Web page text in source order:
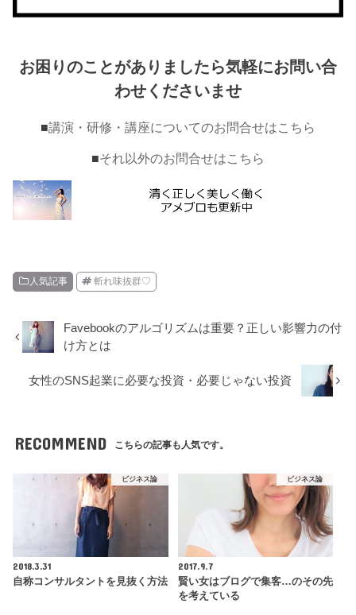
お困りのことがありましたら気軽にお問い合
わせくださいませ
■講演・研修・講座についてのお問合せはこちら
■それ以外のお問合せはこちら
人気記事 斬れ味抜群♡
Favebookのアルゴリズムは重要？正しい影響力の付
け方とは
女性のSNS起業に必要な投資・必要じゃない投資
RECOMMEND こちらの記事も人気です。
ビジネス論
2018.3.31
自称コンサルタントを見抜く方法
ビジネス論
2017.9.7
賢い女はブログで集客…のその先
を考えている